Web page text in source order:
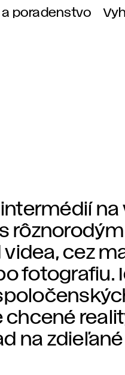
poradenstvo
na
cez
fotografiu.
chcené
na